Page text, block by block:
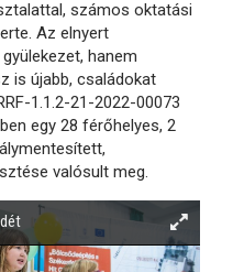
számos oktatási
Az elnyert
hanem
is újabb, családokat
1.1.2-21-2022-00073
egy 28 férőhelyes, 2
valósult meg.